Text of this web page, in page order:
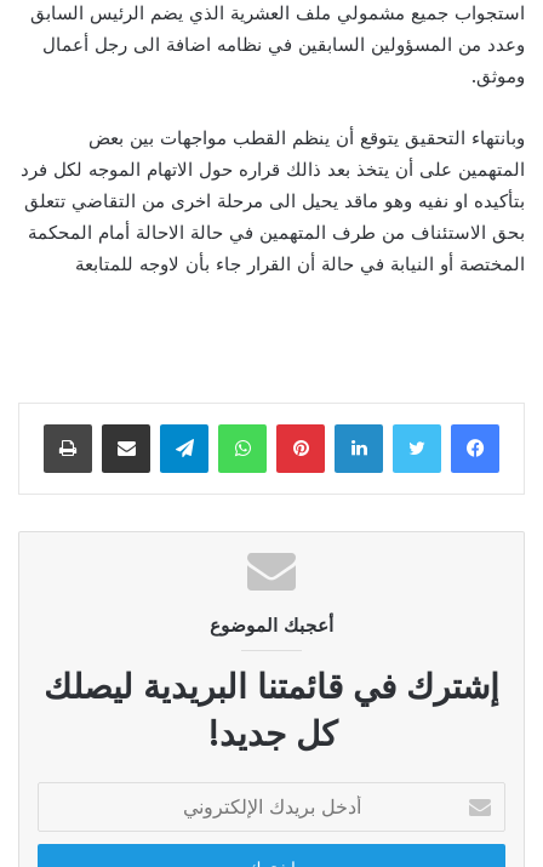
استجواب جميع مشمولي ملف العشرية الذي يضم الرئيس السابق
وعدد من المسؤولين السابقين في نظامه اضافة الى رجل أعمال
وموثق.
وبانتهاء التحقيق يتوقع أن ينظم القطب مواجهات بين بعض
المتهمين على أن يتخذ بعد ذالك قراره حول الاتهام الموجه لكل فرد
بتأكيده او نفيه وهو ماقد يحيل الى مرحلة اخرى من التقاضي تتعلق
بحق الاستئناف من طرف المتهمين في حالة الاحالة أمام المحكمة
المختصة أو النيابة في حالة أن القرار جاء بأن لاوجه للمتابعة
لينكدإن بينتيريستواتساب تيلقرام مشاركة عبر البريد طباعة
أعجبك الموضوع
إشترك في قائمتنا البريدية ليصلك
كل جديد!
بريدك
الإلكتروني